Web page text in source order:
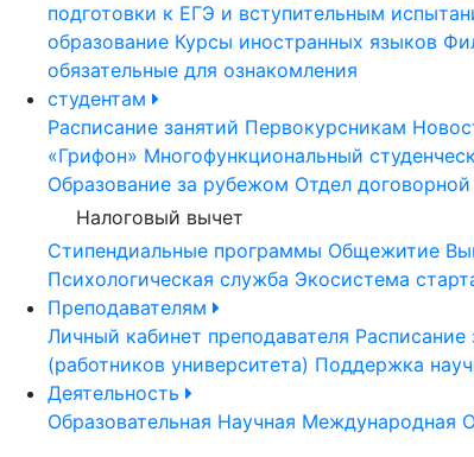
подготовки к ЕГЭ и вступительным
образование Курсы иностранных языков
обязательные для ознакомления
студентам
Расписание занятий Первокурсникам
«Грифон» Многофункциональный
Образование за рубежом Отдел
Налоговый вычет
Стипендиальные программы Общежитие
Психологическая служба Экосистема
Преподавателям
Личный кабинет преподавателя Расписание
(работников университета) Поддержка
Деятельность
Образовательная Научная Международная